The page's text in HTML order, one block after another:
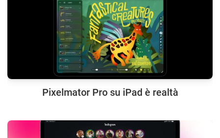
Pixelmator Pro su iPad è realtà